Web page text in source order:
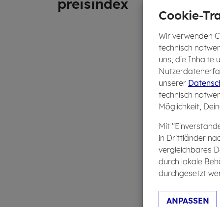
Cookie-
Wir verwenden
technisch
uns, die Inhalte
unserer
technisch
Möglichkeit,
Mit
in Drittländer
vergleichbares
durch lokale
durchgesetzt
ANPASSEN
preis­in­dex